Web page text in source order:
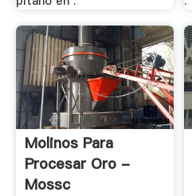
Molinos Para
Procesar Oro -
Mossc